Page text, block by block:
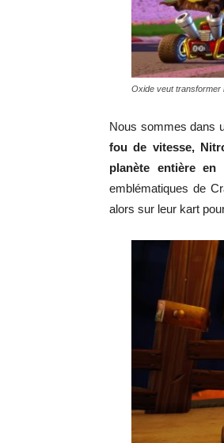
Oxide veut
Nous sommes dans
fou de vitesse,
planète entière en
emblématiques de
alors sur leur kart